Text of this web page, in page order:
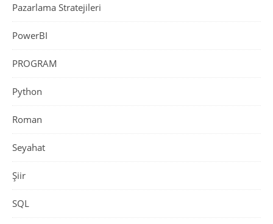
Pazarlama Stratejileri
PowerBI
PROGRAM
Python
Roman
Seyahat
Şiir
SQL